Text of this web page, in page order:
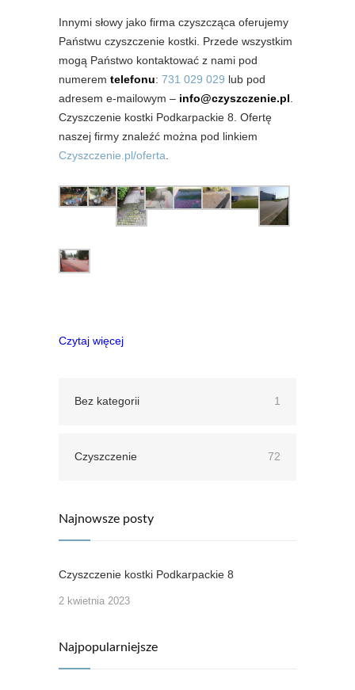
Innymi słowy jako firma czyszcząca oferujemy
Państwu czyszczenie kostki. Przede wszystkim
mogą Państwo kontaktować z nami pod
numerem telefonu: 731 029 029 lub pod
adresem e-mailowym – info@czyszczenie.pl.
Czyszczenie kostki Podkarpackie 8. Ofertę
naszej firmy znaleźć można pod linkiem
Czyszczenie.pl/oferta.
Czytaj więcej
Bez kategorii 1
Czyszczenie 72
Najnowsze posty
Czyszczenie kostki Podkarpackie 8
2 kwietnia 2023
Najpopularniejsze